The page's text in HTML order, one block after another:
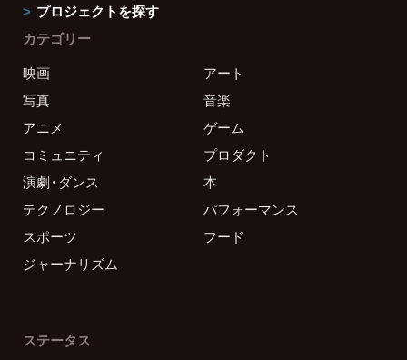
プロジェクトを探す
カテゴリー
映画
アート
写真
音楽
アニメ
ゲーム
コミュニティ
プロダクト
演劇・ダンス
本
テクノロジー
パフォーマンス
スポーツ
フード
ジャーナリズム
ステータス